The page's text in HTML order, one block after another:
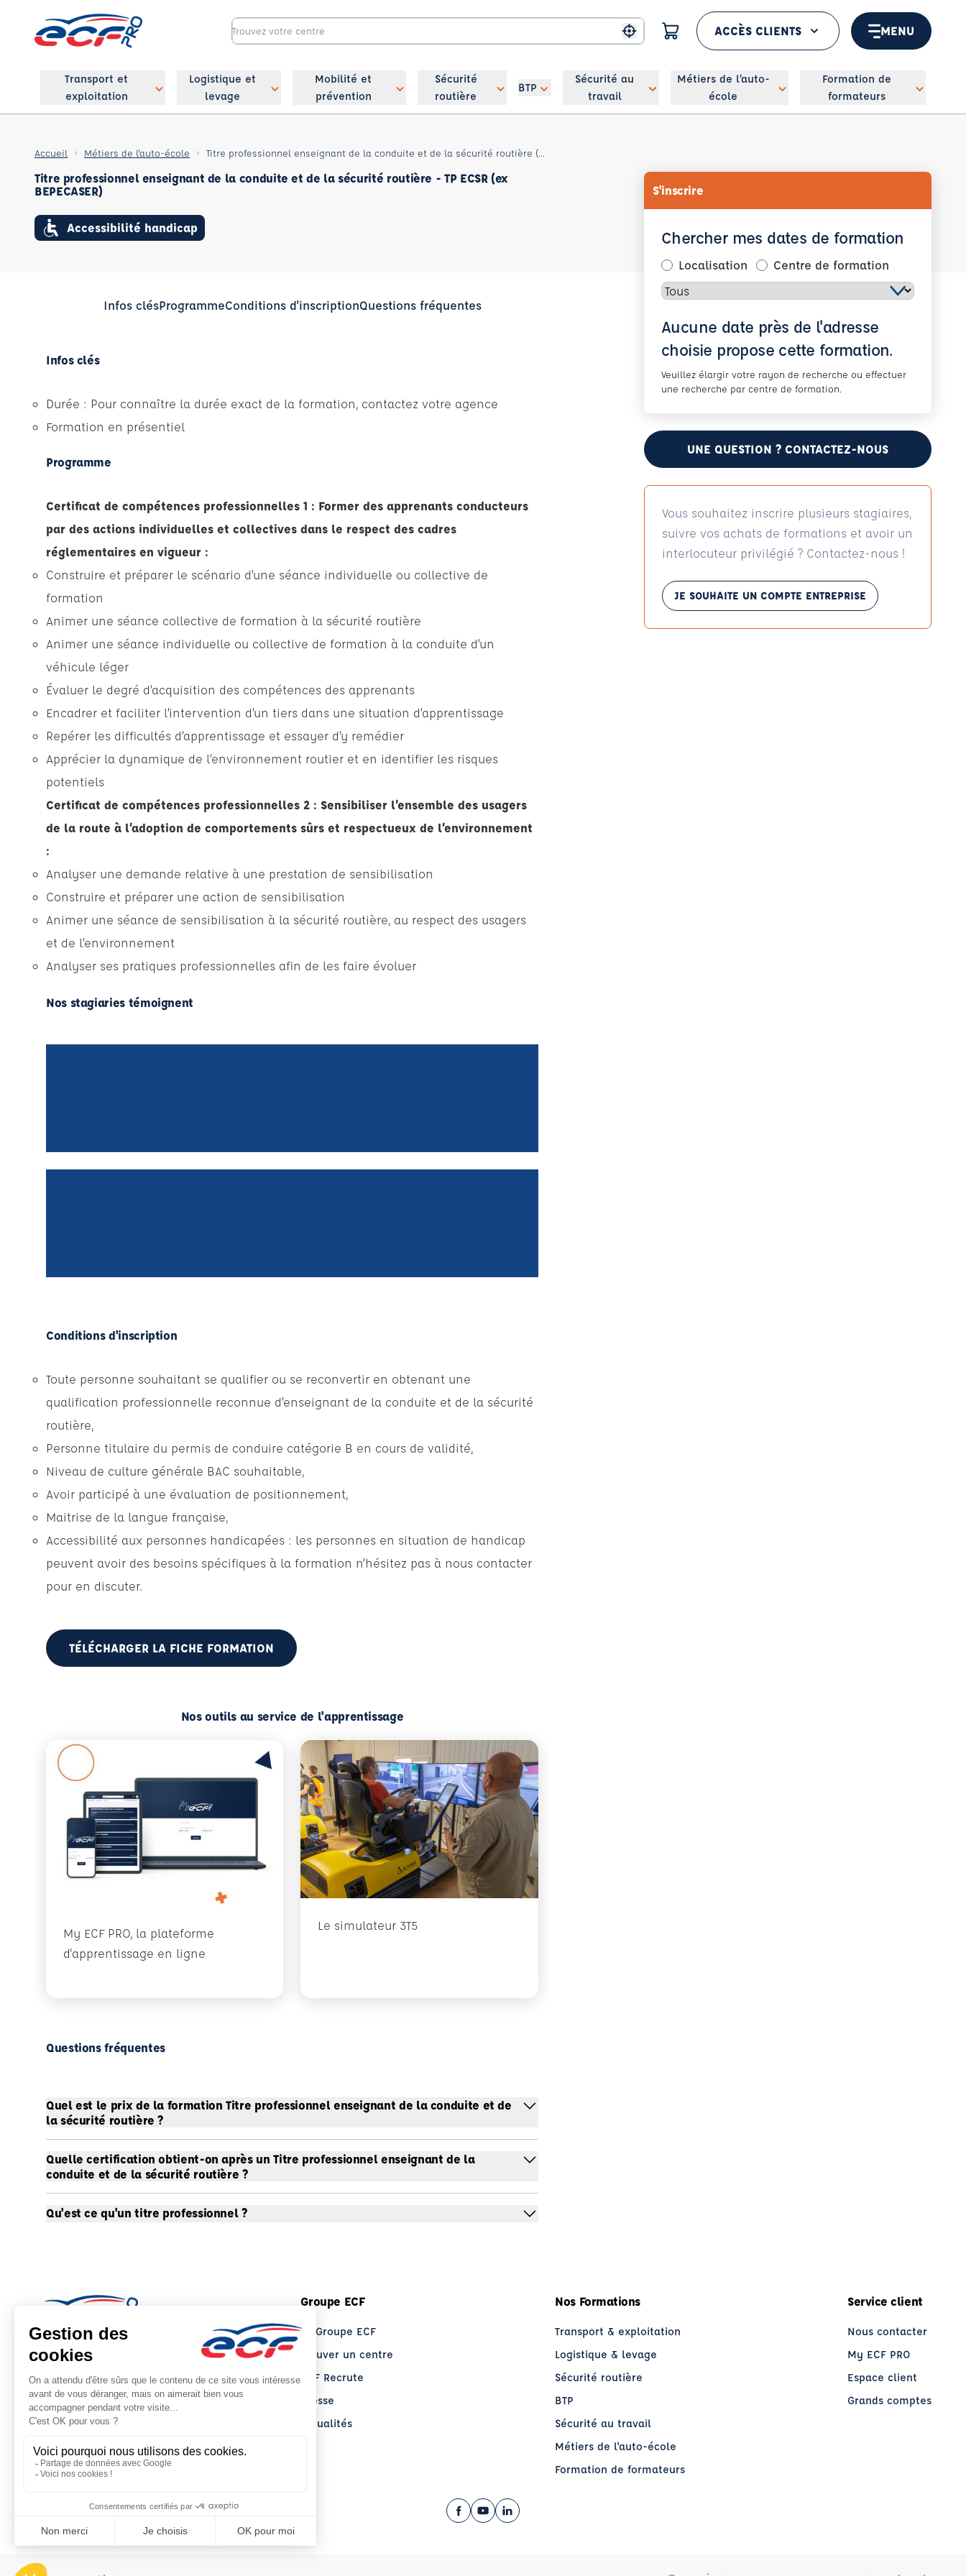
Me géolocaliser
ACCÈS CLIENTS MENU
Transport et
exploitation
Logistique et
levage
Mobilité et
prévention
Sécurité
routière
BTP
Sécurité au
travail
Métiers de l’auto-
école
Formation de
formateurs
Accueil Métiers de l'auto-école Titre professionnel enseignant de la conduite et de la sécurité routière (ex BEPECASER)
Titre professionnel enseignant de la conduite et de la sécurité routière - TP ECSR (ex
BEPECASER)
Accessibilité handicap
Infos clésProgrammeConditions d'inscriptionQuestions fréquentes
Infos clés
Durée : Pour connaître la durée exact de la formation, contactez votre agence
Formation en présentiel
Programme
Certificat de compétences professionnelles 1 : Former des apprenants conducteurs
par des actions individuelles et collectives dans le respect des cadres
réglementaires en vigueur :
Construire et préparer le scénario d’une séance individuelle ou collective de
formation
Animer une séance collective de formation à la sécurité routière
Animer une séance individuelle ou collective de formation à la conduite d’un
véhicule léger
Évaluer le degré d’acquisition des compétences des apprenants
Encadrer et faciliter l’intervention d’un tiers dans une situation d’apprentissage
Repérer les difficultés d’apprentissage et essayer d’y remédier
Apprécier la dynamique de l’environnement routier et en identifier les risques
potentiels
Certificat de compétences professionnelles 2 : Sensibiliser l’ensemble des usagers
de la route à l’adoption de comportements sûrs et respectueux de l’environnement
:
Analyser une demande relative à une prestation de sensibilisation
Construire et préparer une action de sensibilisation
Animer une séance de sensibilisation à la sécurité routière, au respect des usagers
et de l’environnement
Analyser ses pratiques professionnelles afin de les faire évoluer
Nos stagiaries témoignent
Conditions d'inscription
Toute personne souhaitant se qualifier ou se reconvertir en obtenant une
qualification professionnelle reconnue d’enseignant de la conduite et de la sécurité
routière,
Personne titulaire du permis de conduire catégorie B en cours de validité,
Niveau de culture générale BAC souhaitable,
Avoir participé à une évaluation de positionnement,
Maitrise de la langue française,
Accessibilité aux personnes handicapées : les personnes en situation de handicap
peuvent avoir des besoins spécifiques à la formation n’hésitez pas à nous contacter
pour en discuter.
TÉLÉCHARGER LA FICHE FORMATION
Nos outils au service de l'apprentissage
My ECF PRO, la plateforme
d'apprentissage en ligne
Le simulateur 3T5
Questions fréquentes
Quel est le prix de la formation Titre professionnel enseignant de la conduite et de
la sécurité routière ?
Quelle certification obtient-on après un Titre professionnel enseignant de la
conduite et de la sécurité routière ?
Qu'est ce qu'un titre professionnel ?
S'inscrire
Chercher mes dates de formation
Localisation Centre de formation
Aucune date près de l'adresse
choisie propose cette formation.
Veuillez élargir votre rayon de recherche ou effectuer
une recherche par centre de formation.
UNE QUESTION ? CONTACTEZ-NOUS
Vous souhaitez inscrire plusieurs stagiaires,
suivre vos achats de formations et avoir un
interlocuteur privilégié ? Contactez-nous !
JE SOUHAITE UN COMPTE ENTREPRISE
Groupe ECF
Le Groupe ECF
Trouver un centre
ECF Recrute
Presse
Actualités
Nos Formations
Transport & exploitation
Logistique & levage
Sécurité routière
BTP
Sécurité au travail
Métiers de l'auto-école
Formation de formateurs
Service client
Nous contacter
My ECF PRO
Espace client
Grands comptes
Facebook (nouvelle fenêtre)
YouTube (nouvelle fenêtre)
LinkedIn (nouvelle fenêtre)